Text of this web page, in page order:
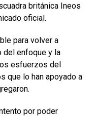
británica Ineos
oficial.
para volver a
del enfoque y la
esfuerzos del
que lo han apoyado a
por poder